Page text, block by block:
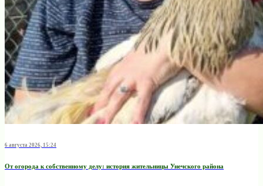
6 августа 2026, 15:24
От огорода к собственному делу: история жительницы Унечского района